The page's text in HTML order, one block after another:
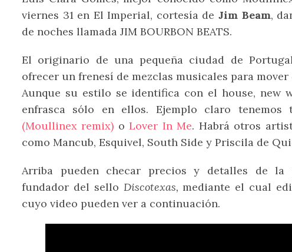
viernes 31 en El Imperial, cortesía de Jim Beam,
de noches llamada JIM BOURBON BEATS.
El originario de una pequeña ciudad de
ofrecer un frenesí de mezclas musicales para
Aunque su estilo se identifica con el house, new
enfrasca sólo en ellos. Ejemplo claro
(Moullinex remix) oLover In Me. Habrá otros
como Mancub, Esquivel, South Side y Priscila de
Arriba pueden checar precios y detalles de la
fundador del sello Discotexas, mediante el cual
cuyo video pueden ver a continuación.